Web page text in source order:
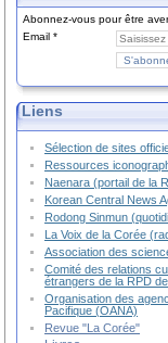
Abonnez-vous pour être
Email
Liens
Sélection de sites
Ressources
Naenara (portail de la
Korean Central News
Rodong Sinmun
La Voix de la Corée
Association des
Comité des relations
étrangers de la RPD
Organisation des
Pacifique (OANA)
Revue "La Corée"